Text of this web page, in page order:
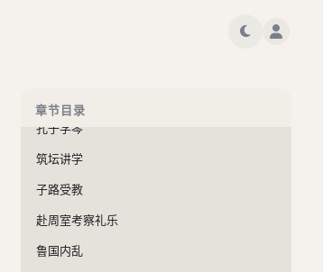
章节目录
孔子学琴
筑坛讲学
子路受教
赴周室考察礼乐
鲁国内乱